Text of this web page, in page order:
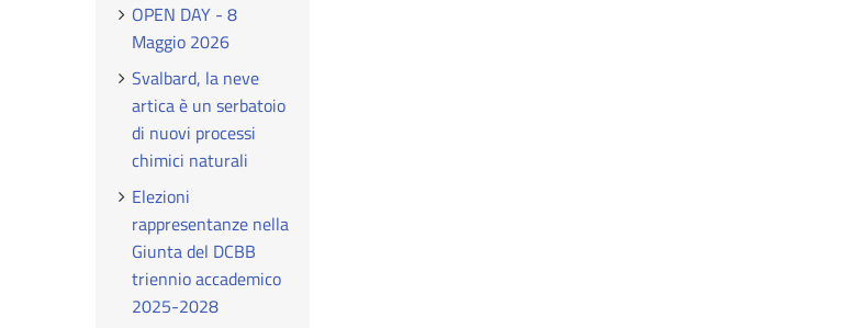
OPEN DAY - 8
Maggio 2026
Svalbard, la neve
artica è un serbatoio
di nuovi processi
chimici naturali
Elezioni
rappresentanze nella
Giunta del DCBB
triennio accademico
2025-2028